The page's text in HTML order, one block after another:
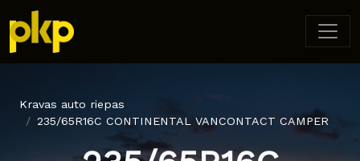
Kravas auto riepas
235/65R16C CONTINENTAL VANCONTACT CAMPER